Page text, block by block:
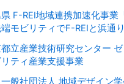
県 F-REI地域連携加速化事業
モビリティでF-REIと浜通
都立産業技術研究センター
ティ産業支援事業
一般社団法人 地域デザイン